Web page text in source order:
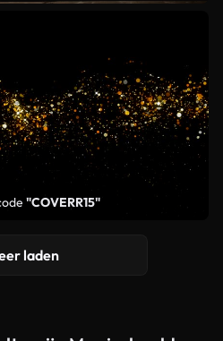
"COVERR15"
laden